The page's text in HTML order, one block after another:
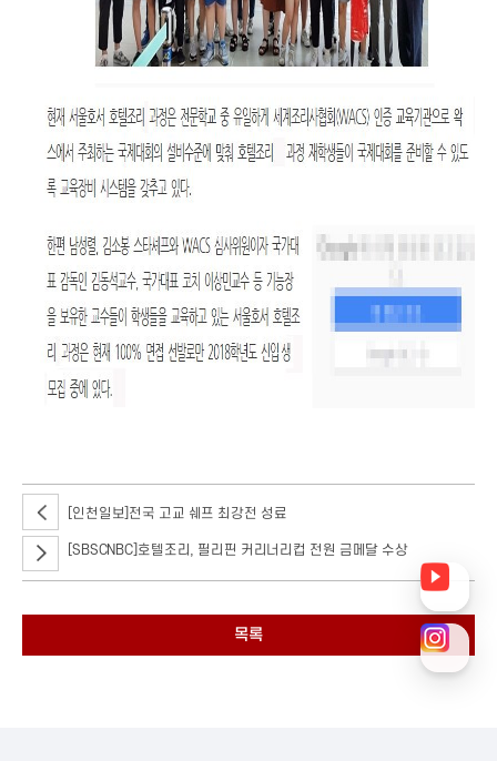
[인천일보]전국 고교 쉐프 최강전 성료
[SBSCNBC]호텔조리, 필리핀 커리너리컵 전원 금메달 수상
목록